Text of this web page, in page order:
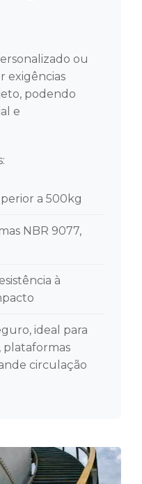
ou
exigências
podendo
e
a 500kg
NBR 9077,
à
ideal para
plataformas
circulação